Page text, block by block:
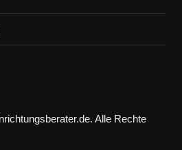
Alle Rechte